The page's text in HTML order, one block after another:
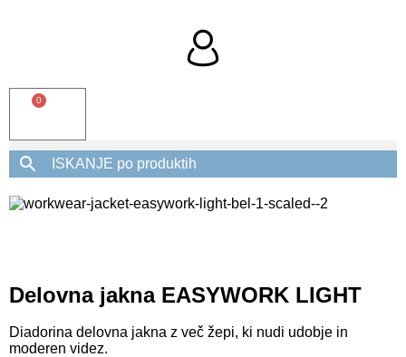
0
Delovna jakna EASYWORK LIGHT
Diadorina delovna jakna z več žepi, ki nudi udobje in
moderen videz.